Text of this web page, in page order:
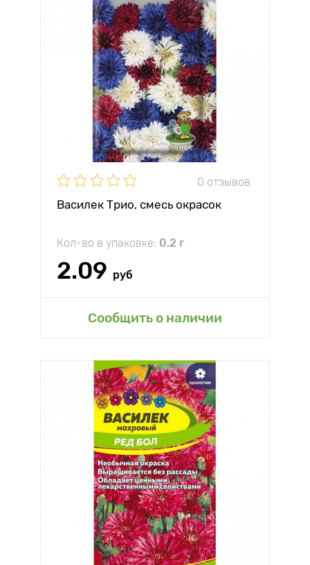
0 отзывов
Василек Трио, смесь окрасок
Кол-во в упаковке: 0.2 г
2.09 руб
Сообщить о наличии